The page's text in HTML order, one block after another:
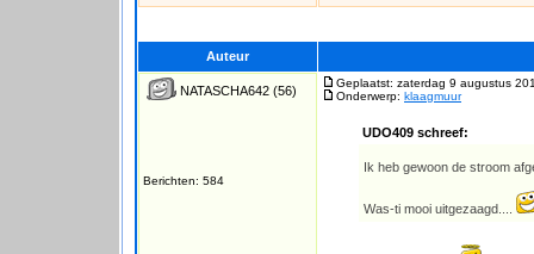
Auteur
NATASCHA642 (56)
Berichten: 584
Geplaatst: zaterdag 9 augustus
Onderwerp: klaagmuur
UDO409 schreef:
Ik heb gewoon de stroom
Was-ti mooi uitgezaagd....